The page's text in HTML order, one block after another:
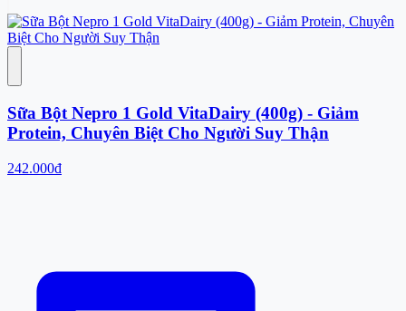
Sữa Bột Nepro 1 Gold VitaDairy (400g) - Giảm
Protein, Chuyên Biệt Cho Người Suy Thận
242.000đ